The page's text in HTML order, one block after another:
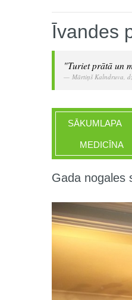
Īvandes
"Turiet prātā un
Mārtiņš Kalndruva,
SĀKUMLAPA
MEDICĪNA
Gada nogales